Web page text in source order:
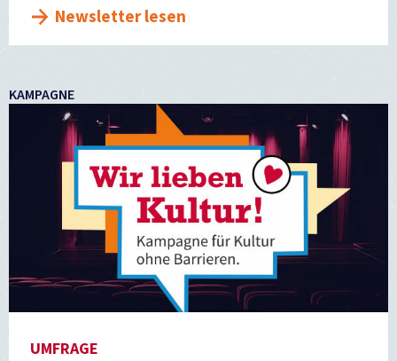
Newsletter lesen
KAMPAGNE
UMFRAGE